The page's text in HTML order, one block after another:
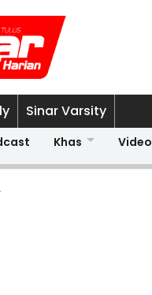
Sinar Varsity
Khas Video